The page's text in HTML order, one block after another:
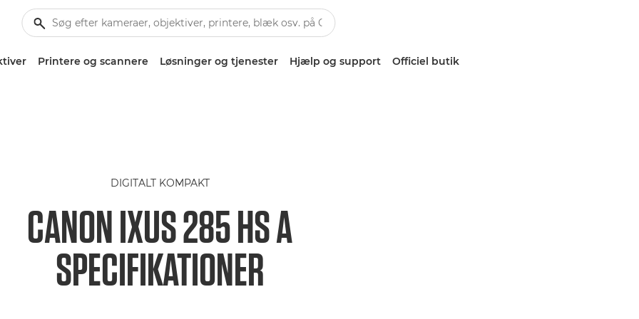
Printere og scannere Løsninger og tjenester Hjælp og support Officiel butik
DIGITALT KOMPAKT
CANON IXUS 285 HS A
SPECIFIKATIONER